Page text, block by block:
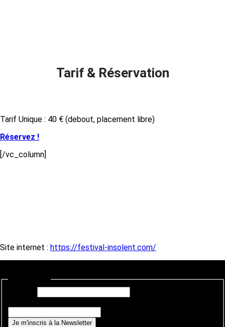
Tarif & Réservation
Tarif Unique : 40 € (debout, placement libre)
Réservez !
[/vc_column]
Site internet : https://festival-insolent.com/
Je m'inscris à la Newsletter